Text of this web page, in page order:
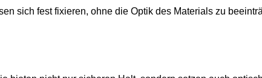
sich fest fixieren, ohne die Optik des Materials zu